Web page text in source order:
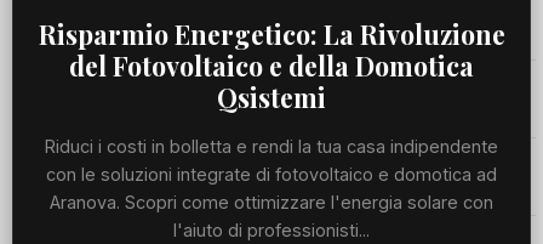
Viabilità
Meteo
Risparmio Energetico: La Rivoluzione
del Fotovoltaico e della Domotica
Qsistemi
Riduci i costi in bolletta e rendi la tua casa indipendente
con le soluzioni integrate di fotovoltaico e domotica ad
Aranova. Scopri come ottimizzare l'energia solare con
l'aiuto di professionisti...